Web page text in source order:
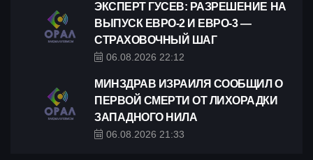
ЭКСПЕРТ ГУСЕВ: РАЗРЕШЕНИЕ НА
ВЫПУСК ЕВРО-2 И ЕВРО-3 —
СТРАХОВОЧНЫЙ ШАГ
06.08.2026 22:12
МИНЗДРАВ ИЗРАИЛЯ СООБЩИЛ О
ПЕРВОЙ СМЕРТИ ОТ ЛИХОРАДКИ
ЗАПАДНОГО НИЛА
06.08.2026 21:33